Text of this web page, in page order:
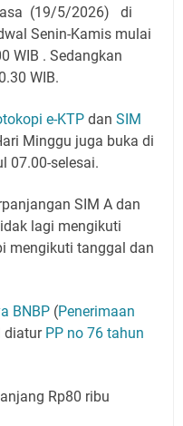
(19/5/2026)
di
Senin-Kamis mulai
WIB . Sedangkan
WIB.
e-KTP dan SIM
Minggu juga buka di
07.00-selesai.
SIM A dan
lagi mengikuti
mengikuti tanggal dan
BNBP (Penerimaan
diatur PP no 76 tahun
Rp80 ribu